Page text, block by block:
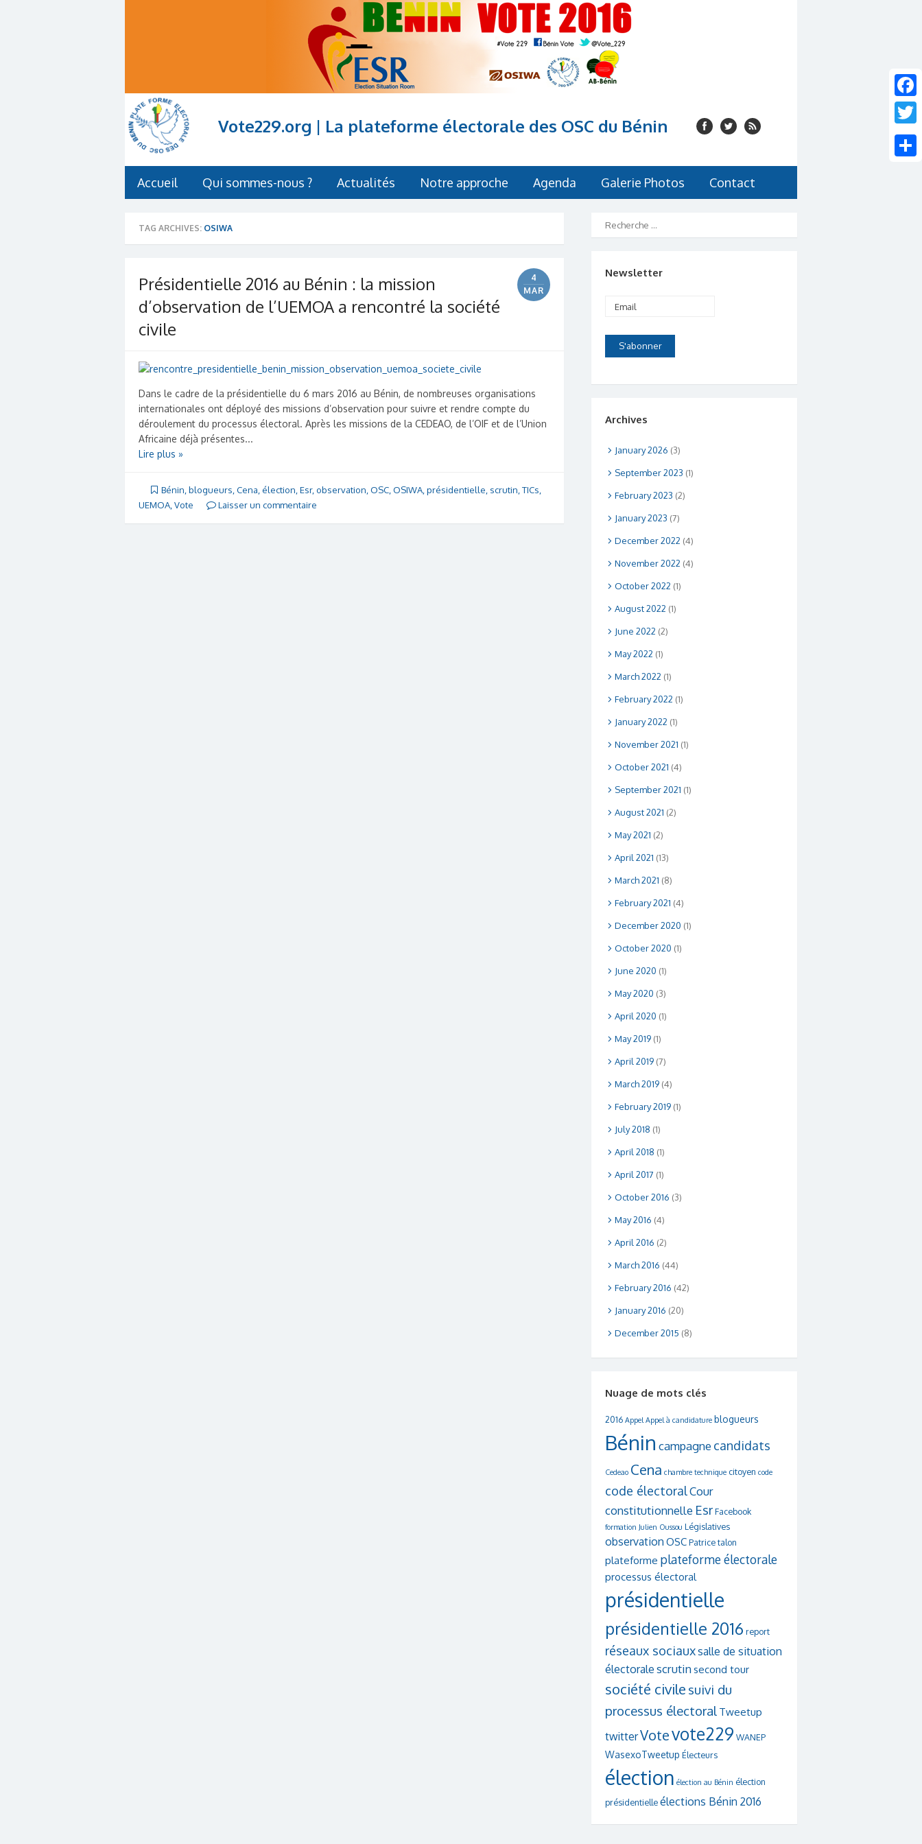
Vote229.org | La plateforme électorale des OSC du Bénin
Accueil Qui sommes-nous ? Actualités Notre approche Agenda Galerie Photos Contact
TAG ARCHIVES: OSIWA
Présidentielle 2016 au Bénin : la mission
d’observation de l’UEMOA a rencontré la société
civile
4
MAR
Dans le cadre de la présidentielle du 6 mars 2016 au Bénin, de nombreuses organisations
internationales ont déployé des missions d’observation pour suivre et rendre compte du
déroulement du processus électoral. Après les missions de la CEDEAO, de l’OIF et de l’Union
Africaine déjà présentes...
Lire plus »
Bénin blogueurs Cena élection Esr, observation OSC OSIWA présidentielle scrutin TICs
UEMOA Vote Laisser un commentaire
Newsletter
Archives
January 2026 (3)
September 2023 (1)
February 2023 (2)
January 2023 (7)
December 2022 (4)
November 2022 (4)
October 2022 (1)
August 2022 (1)
June 2022 (2)
May 2022 (1)
March 2022 (1)
February 2022 (1)
January 2022 (1)
November 2021 (1)
October 2021 (4)
September 2021 (1)
August 2021 (2)
May 2021 (2)
April 2021 (13)
March 2021 (8)
February 2021 (4)
December 2020 (1)
October 2020 (1)
June 2020 (1)
May 2020 (3)
April 2020 (1)
May 2019 (1)
April 2019 (7)
March 2019 (4)
February 2019 (1)
July 2018 (1)
April 2018 (1)
April 2017 (1)
October 2016 (3)
May 2016 (4)
April 2016 (2)
March 2016 (44)
February 2016 (42)
January 2016 (20)
December 2015 (8)
Nuage de mots clés
2016 Appel Appel à candidature blogueurs
Bénin campagne candidats
Cedeao Cena chambre technique citoyen code
code électoralCour
constitutionnelle EsrFacebook
formation Julien Oussou Législatives
observation OSCPatrice talon
plateforme plateforme électorale
processus électoral
présidentielle
présidentielle 2016 report
réseaux sociauxsalle de situation
électorale scrutinsecond tour
société civile suivi du
processus électoral Tweetup
twitterVotevote229 WANEP
WasexoTweetup Électeurs
élection élection au Bénin élection
présidentielleélections Bénin 2016